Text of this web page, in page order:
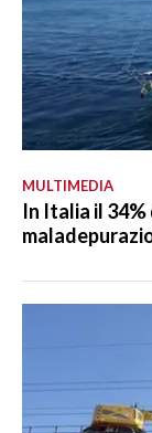
MULTIMEDIA
In Italia il